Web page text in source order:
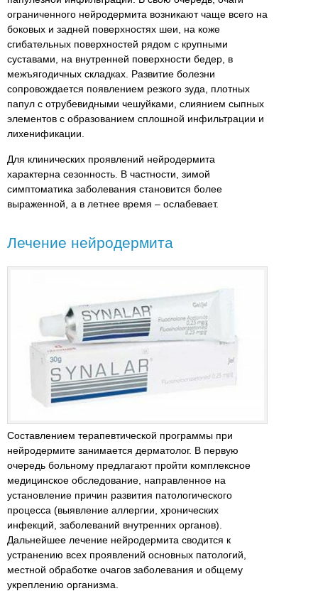
ограниченного нейродермита возникают чаще всего на
боковых и задней поверхностях шеи, на коже
сгибательных поверхностей рядом с крупными
суставами, на внутренней поверхности бедер, в
межъягодичных складках. Развитие болезни
сопровождается появлением резкого зуда, плотных
папул с отрубевидными чешуйками, слиянием сыпных
элементов с образованием сплошной инфильтрации и
лихенификации.
Для клинических проявлений нейродермита
характерна сезонность. В частности, зимой
симптоматика заболевания становится более
выраженной, а в летнее время – ослабевает.
Лечение нейродермита
Составлением терапевтической программы при
нейродермите занимается дерматолог. В первую
очередь больному предлагают пройти комплексное
медицинское обследование, направленное на
установление причин развития патологического
процесса (выявление аллергии, хронических
инфекций, заболеваний внутренних органов).
Дальнейшее лечение нейродермита сводится к
устранению всех проявлений основных патологий,
местной обработке очагов заболевания и общему
укреплению организма.